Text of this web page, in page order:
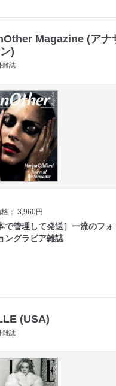
Magazine (アナ
)
雑誌
： 3,960円
で管理して発送］一流のフ
ングラビア雑誌
(USA)
雑誌